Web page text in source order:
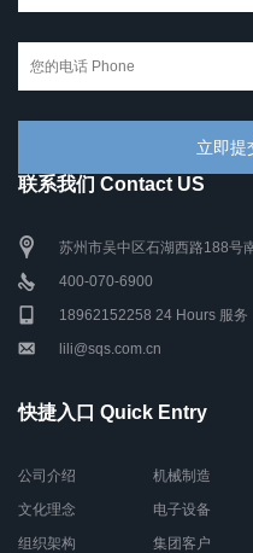
联系我们 Contact US
苏州市吴中区石湖西路188号
400-070-6900
18962152258 24 Hours 服务
lili@sqs.com.cn
快捷入口 Quick Entry
公司介绍
文化理念
组织架构
机械制造
电子设备
集团客户